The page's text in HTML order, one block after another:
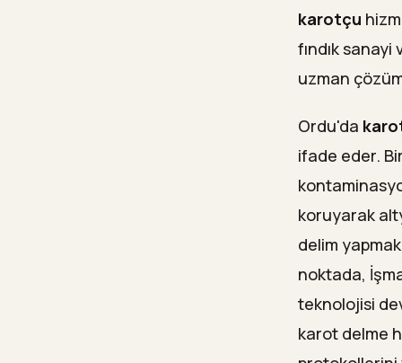
karotçu
fındık
uzman
Ordu'da
ifade eder.
koruyarak
delim
noktada,
teknolojisi
karot delme